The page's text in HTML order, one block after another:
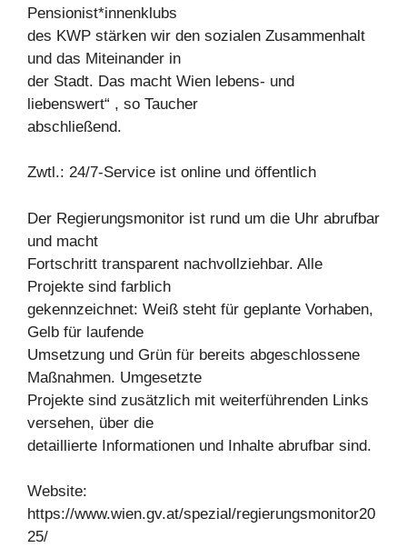
Pensionist*innenklubs
des KWP stärken wir den sozialen Zusammenhalt
und das Miteinander in
der Stadt. Das macht Wien lebens- und
liebenswert“ , so Taucher
abschließend.
Zwtl.: 24/7-Service ist online und öffentlich
Der Regierungsmonitor ist rund um die Uhr abrufbar
und macht
Fortschritt transparent nachvollziehbar. Alle
Projekte sind farblich
gekennzeichnet: Weiß steht für geplante Vorhaben,
Gelb für laufende
Umsetzung und Grün für bereits abgeschlossene
Maßnahmen. Umgesetzte
Projekte sind zusätzlich mit weiterführenden Links
versehen, über die
detaillierte Informationen und Inhalte abrufbar sind.
Website:
https://www.wien.gv.at/spezial/regierungsmonitor20
25/